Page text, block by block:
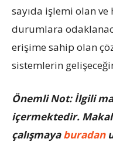
sayıda işlemi olan ve
durumlara
erişime sahip olan
sistemlerin
Önemli Not: İlgili
içermektedir.
çalışmayaburadan